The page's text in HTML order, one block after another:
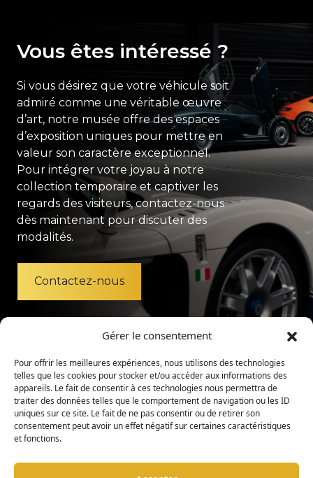
Gérer le consentement
Pour offrir les meilleures expériences, nous utilisons des technologies
telles que les cookies pour stocker et/ou accéder aux informations des
appareils. Le fait de consentir à ces technologies nous permettra de
traiter des données telles que le comportement de navigation ou les ID
uniques sur ce site. Le fait de ne pas consentir ou de retirer son
consentement peut avoir un effet négatif sur certaines caractéristiques
et fonctions.
Vous êtes intéressé ?
Si vous désirez que votre véhicule soit
admiré comme une véritable œuvre
d’art, notre musée offre des espaces
d’exposition uniques pour mettre en
valeur son caractère exceptionnel.
Pour intégrer votre joyau à notre
collection temporaire et captiver les
regards des visiteurs, contactez-nous
dès maintenant pour discuter des
modalités.
Contactez-nous